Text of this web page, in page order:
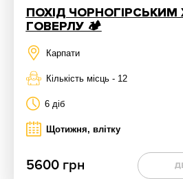
ПОХІД ЧОРНОГІРСЬКИМ
ГОВЕРЛУ 🏕
Карпати
Кількість місць - 12
6 діб
Щотижня, влітку
5600 грн